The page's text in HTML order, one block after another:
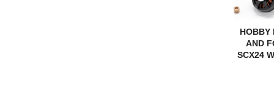
HOBBY
AND
SCX24